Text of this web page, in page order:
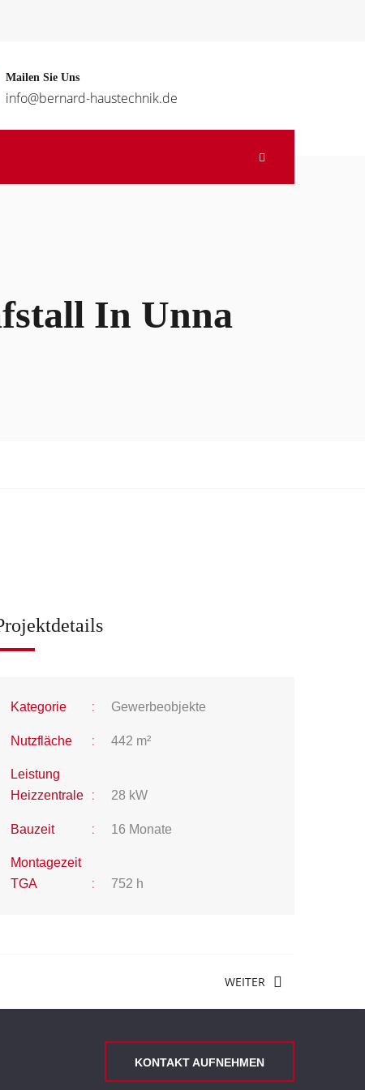
Mailen Sie Uns
info@bernard-haustechnik.de
In Unna
Kategorie : Gewerbeobjekte
Nutzfläche : 442 m²
Leistung
Heizzentrale
: 28 kW
Bauzeit : 16 Monate
Montagezeit
TGA
: 752 h
WEITER
KONTAKT AUFNEHMEN